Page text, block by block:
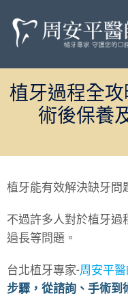
植牙過程全攻
術後保養
植牙能有效解決缺牙問
不過許多人對於植牙過
過長等問題。
台北植牙專家-周安平
步驟，從諮詢、手術到